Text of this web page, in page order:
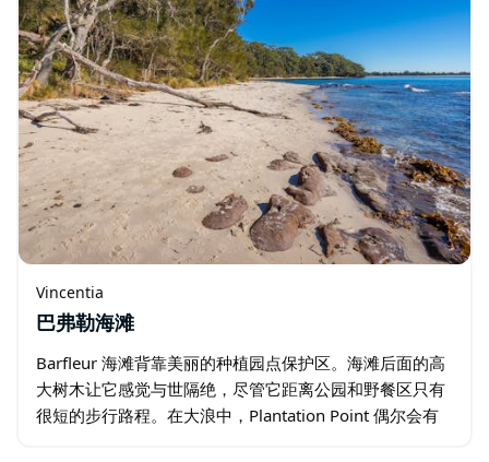
Vincentia
巴弗勒海滩
Barfleur 海滩背靠美丽的种植园点保护区。海滩后面的高
大树木让它感觉与世隔绝，尽管它距离公园和野餐区只有
很短的步行路程。在大浪中，Plantation Point 偶尔会有